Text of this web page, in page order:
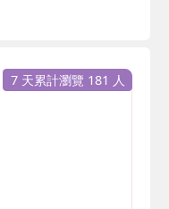
7 天累計瀏覽 181 人